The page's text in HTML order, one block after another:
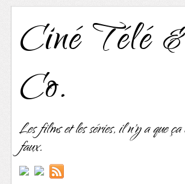
Ciné Télé &
Co.
Les films et les séries, il n'y a que
faux.